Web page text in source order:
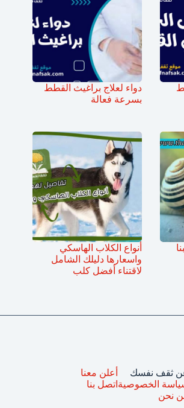
دواء لعلاج براغيث القطط
بسرعة فعالة
أنواع الكلاب الهاسكي
واسعارها دليلك الشامل
لاقتناء أفضل كلب
ثقف نفسك
الخصوصية
نحن
أعلن معنا
اتصل بنا